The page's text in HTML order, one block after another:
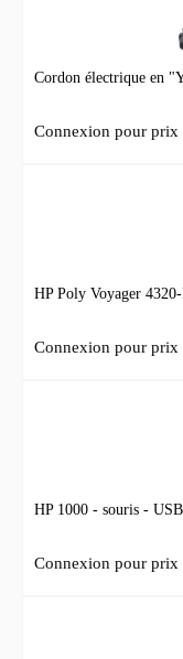
Cordon électrique en
Connexion pour prix
HP Poly Voyager
Connexion pour prix
HP 1000 - souris - USB
Connexion pour prix